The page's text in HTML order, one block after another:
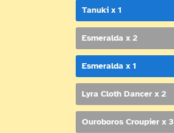
Tanuki x 1
Esmeralda x 2
Esmeralda x 1
Lyra Cloth Dancer x 2
Ouroboros Croupier x 3